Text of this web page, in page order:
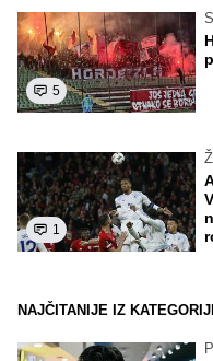
5
1
NAJČITANIJE IZ